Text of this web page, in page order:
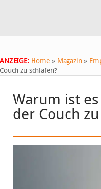
ANZEIGE: Home » Magazin »
Couch zu schlafen?
Warum ist
der Couch